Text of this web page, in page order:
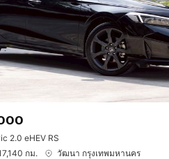
2.0 eHEV RS
กม. วัฒนา กรุงเทพมหานคร